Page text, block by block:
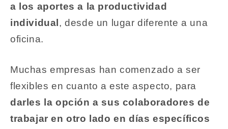
a los aportes a la productividad
individual , desde un lugar diferente a una
oficina.
Muchas empresas han comenzado a ser
flexibles en cuanto a este aspecto, para
darles la opción a sus colaboradores de
trabajar en otro lado en días específicos